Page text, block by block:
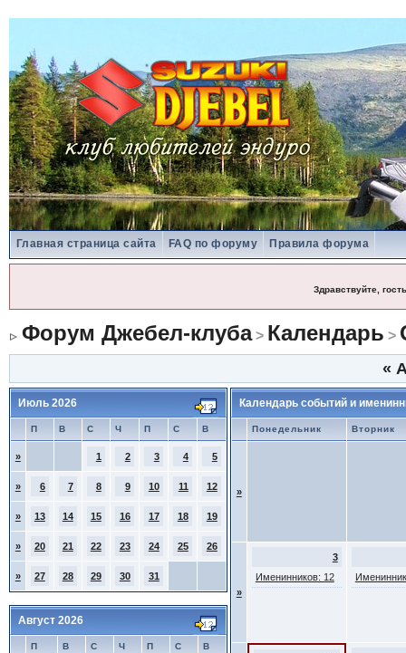
Главная страница сайта FAQ по форуму Правила форума
Здравствуйте, гость
Форум Джебел-клуба> Календарь >
«
Июль 2026
П В С Ч П С В
» 1 2 3 4 5
» 6 7 8 9 10 11 12
» 13 14 15 16 17 18 19
» 20 21 22 23 24 25 26
» 27 28 29 30 31
Август 2026
П В С Ч П С В
Календарь событий и
Понедельник Вторник
»
»
3
Именинников: 12